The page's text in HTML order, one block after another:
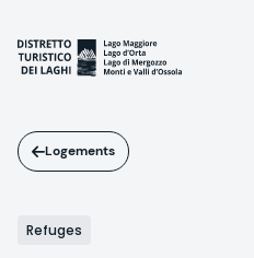
contenu
principal
Logements
Refuges